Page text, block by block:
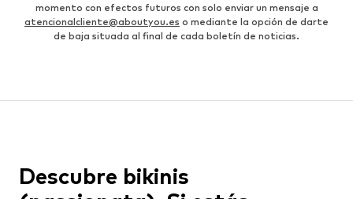
momento con efectos futuros con solo enviar un mensaje a
atencionalcliente@aboutyou.es o mediante la opción de darte
de baja situada al final de cada boletín de noticias.
Descubre bikinis